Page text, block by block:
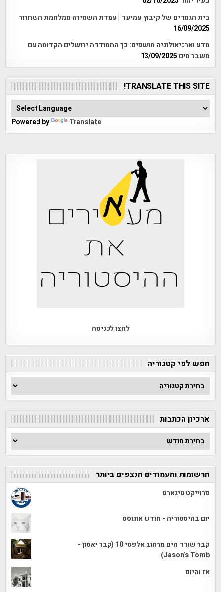
בית הגמדים של קיבוץ עמיעד | עמדת השמירה ממלחמת השחרור
16/09/2025
מדע וארכיאולוגיה חושפים: כך התמודדה ירושלים הקדומה עם
משבר מים 13/09/2025
TRANSLATE THIS SITE!
Powered by Translate
לחצו לכניסה
חפש לפי קטגוריה
חפש
לפי
ארכיון הכתבות
ארכיון
הכתבות
הרשומות והעמודים הנצפים ביותר
פרוייקט טיגארט
יום בהיסטוריה - חודש אוגוסט
קבר שודד הים מרחוב אלפסי 10 (קבר יאסון -
Jason’s Tomb)
אז והיום